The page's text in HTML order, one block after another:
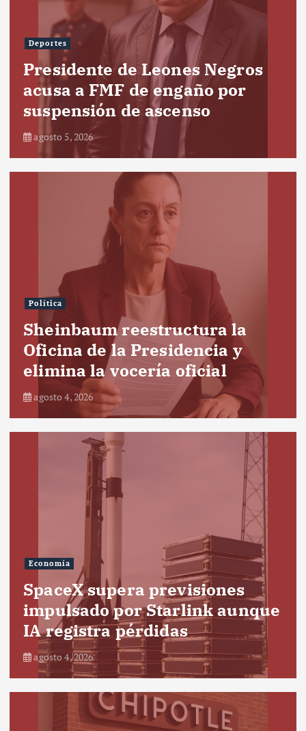
Deportes
Presidente de Leones Negros
acusa a FMF de engaño por
suspensión de ascenso
agosto 5, 2026
Política
Sheinbaum reestructura la
Oficina de la Presidencia y
elimina la vocería oficial
agosto 4, 2026
Economía
SpaceX supera previsiones
impulsado por Starlink aunque
IA registra pérdidas
agosto 4, 2026